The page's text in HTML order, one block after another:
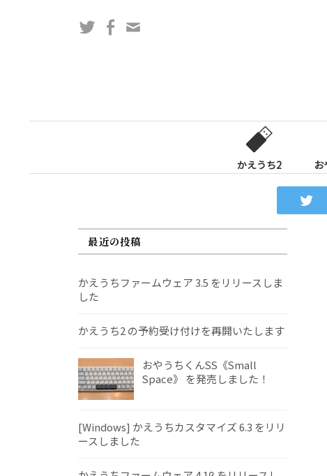
ス
TwitterFacebook
かえうち2
最近の投稿
かえうちファームウェア 3.5 をリリースしま
した
かえうち2 の予約受け付けを再開いたします
おやうちくんSS《Small
Space》 を発売しました！
[Windows] かえうちカスタマイズ 6.3 をリリ
ースしました